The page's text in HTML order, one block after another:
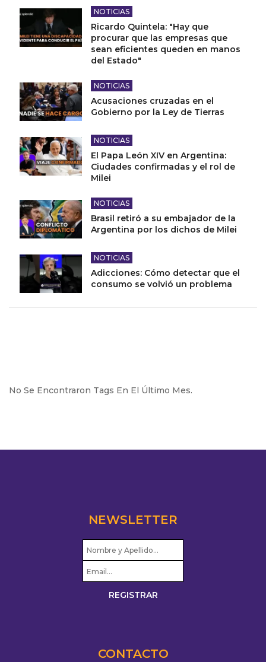
NOTICIAS
Ricardo Quintela: "Hay que
procurar que las empresas que
sean eficientes queden en manos
del Estado"
NOTICIAS
Acusaciones cruzadas en el
Gobierno por la Ley de Tierras
NOTICIAS
El Papa León XIV en Argentina:
Ciudades confirmadas y el rol de
Milei
NOTICIAS
Brasil retiró a su embajador de la
Argentina por los dichos de Milei
NOTICIAS
Adicciones: Cómo detectar que el
consumo se volvió un problema
No Se Encontraron Tags En El Último Mes.
NEWSLETTER
CONTACTO